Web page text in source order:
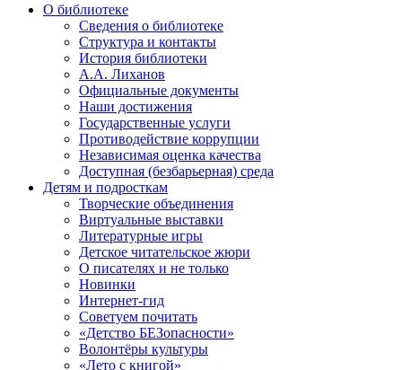
О библиотеке
Сведения о библиотеке
Структура и контакты
История библиотеки
А.А. Лиханов
Официальные документы
Наши достижения
Государственные услуги
Противодействие коррупции
Независимая оценка качества
Доступная (безбарьерная) среда
Детям и подросткам
Творческие объединения
Виртуальные выставки
Литературные игры
Детское читательское жюри
О писателях и не только
Новинки
Интернет-гид
Советуем почитать
«Детство БЕЗопасности»
Волонтёры культуры
«Лето с книгой»